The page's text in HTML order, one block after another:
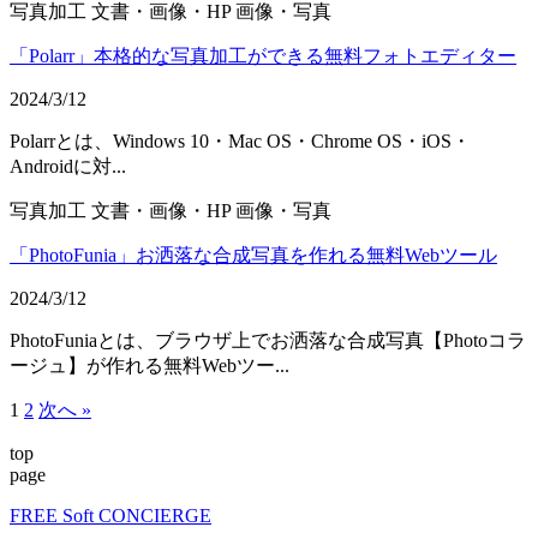
写真加工 文書・画像・HP 画像・写真
「Polarr」本格的な写真加工ができる無料フォトエディター
2024/3/12
Polarrとは、Windows 10・Mac OS・Chrome OS・iOS・
Androidに対...
写真加工 文書・画像・HP 画像・写真
「PhotoFunia」お洒落な合成写真を作れる無料Webツール
2024/3/12
PhotoFuniaとは、ブラウザ上でお洒落な合成写真【Photoコラ
ージュ】が作れる無料Webツー...
1 2 次へ »
top
page
FREE Soft CONCIERGE